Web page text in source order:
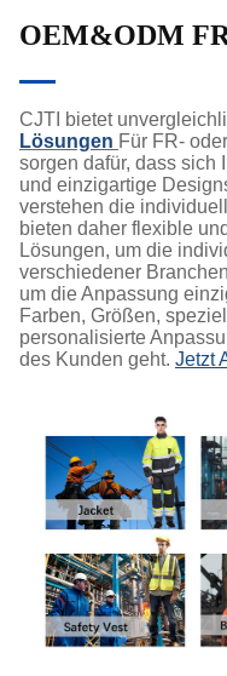
OEM&ODM
CJTI bietet
Lösungen Für FR-
sorgen dafür, dass sich
und einzigartige
verstehen die
bieten daher flexible
Lösungen, um die
verschiedener
um die Anpassung
Farben, Größen,
personalisierte
des Kunden geht. Jetzt